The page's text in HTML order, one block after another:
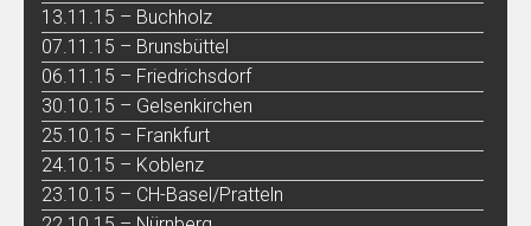
13.11.15 – Buchholz
07.11.15 – Brunsbüttel
06.11.15 – Friedrichsdorf
30.10.15 – Gelsenkirchen
25.10.15 – Frankfurt
24.10.15 – Koblenz
23.10.15 – CH-Basel/Pratteln